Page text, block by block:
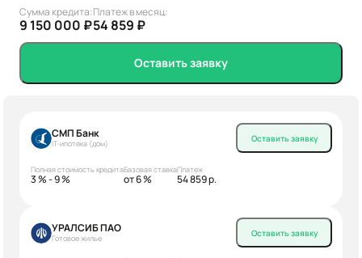
Сумма кредита:
9 150 000 ₽
Платеж в месяц:
54 859 ₽
Оставить заявку
СМП Банк
IT-ипотека (дом)
Полная стоимость кредита
3 % - 9 %
Базовая ставка
от 6 %
Платеж
54 859 р.
Оставить заявку
УРАЛСИБ ПАО
Готовое жилье Оставить заявку